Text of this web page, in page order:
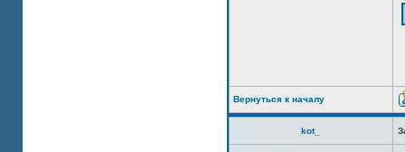
Вернуться к началу
kot_